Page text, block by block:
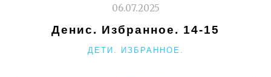
ИЗРАИЛЯ"
06.07.2025
Денис. Избранное. 14-15
РУБРИКИ
ДЕТИ. ИЗБРАННОЕ.